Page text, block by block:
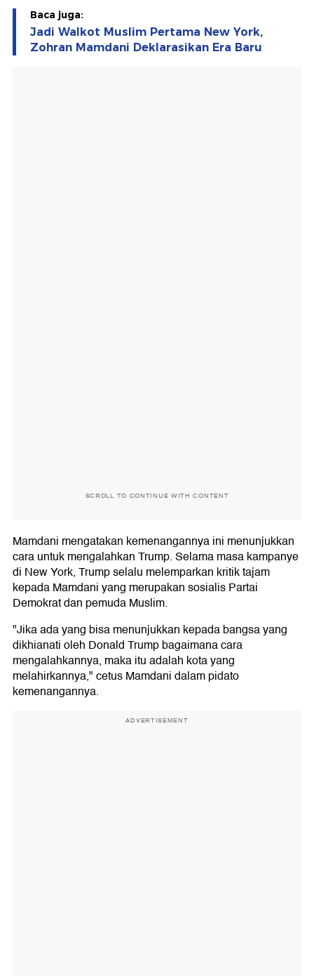
Baca juga:
Jadi Walkot Muslim Pertama New York,
Zohran Mamdani Deklarasikan Era Baru
SCROLL TO CONTINUE WITH CONTENT
Mamdani mengatakan kemenangannya ini menunjukkan
cara untuk mengalahkan Trump. Selama masa kampanye
di New York, Trump selalu melemparkan kritik tajam
kepada Mamdani yang merupakan sosialis Partai
Demokrat dan pemuda Muslim.
"Jika ada yang bisa menunjukkan kepada bangsa yang
dikhianati oleh Donald Trump bagaimana cara
mengalahkannya, maka itu adalah kota yang
melahirkannya," cetus Mamdani dalam pidato
kemenangannya.
ADVERTISEMENT